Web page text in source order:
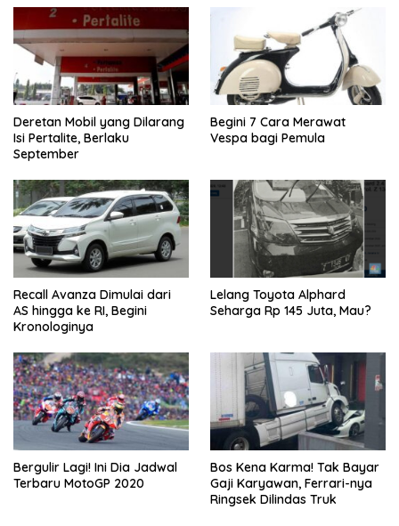
Deretan Mobil yang Dilarang
Isi Pertalite, Berlaku
September
Begini 7 Cara Merawat
Vespa bagi Pemula
Recall Avanza Dimulai dari
AS hingga ke RI, Begini
Kronologinya
Lelang Toyota Alphard
Seharga Rp 145 Juta, Mau?
Bergulir Lagi! Ini Dia Jadwal
Terbaru MotoGP 2020
Bos Kena Karma! Tak Bayar
Gaji Karyawan, Ferrari-nya
Ringsek Dilindas Truk